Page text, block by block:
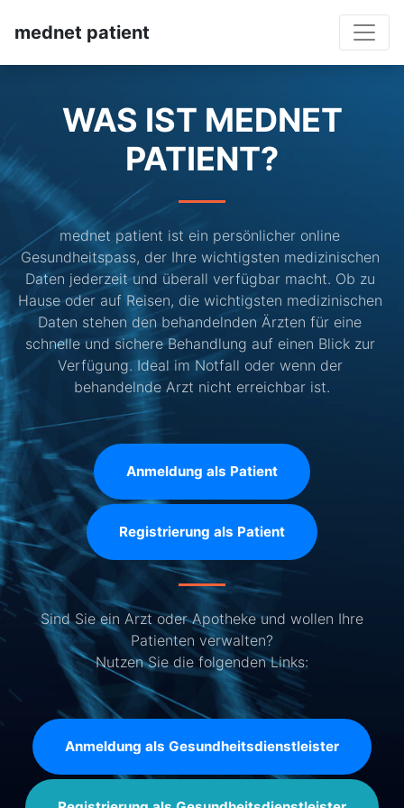
mednet patient
WAS IST MEDNET
PATIENT?
mednet patient ist ein persönlicher online
Gesundheitspass, der Ihre wichtigsten medizinischen
Daten jederzeit und überall verfügbar macht. Ob zu
Hause oder auf Reisen, die wichtigsten medizinischen
Daten stehen den behandelnden Ärzten für eine
schnelle und sichere Behandlung auf einen Blick zur
Verfügung. Ideal im Notfall oder wenn der
behandelnde Arzt nicht erreichbar ist.
Anmeldung als Patient
Registrierung als Patient
Sind Sie ein Arzt oder Apotheke und wollen Ihre
Patienten verwalten?
Nutzen Sie die folgenden Links:
Anmeldung als Gesundheitsdienstleister